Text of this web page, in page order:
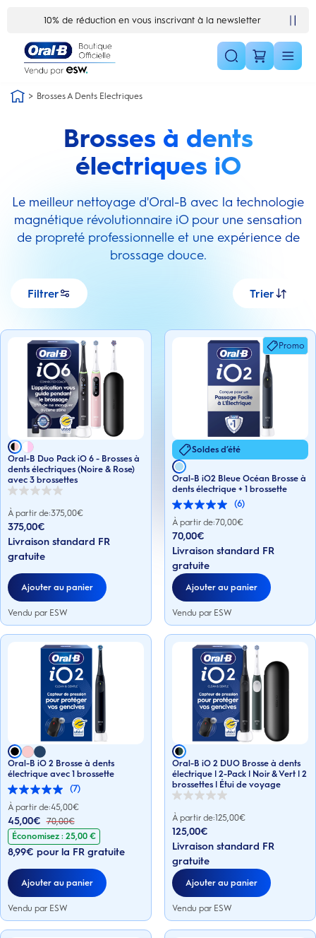
10% de réduction en vous inscrivant à la newsletter
Brosses A Dents Electriques
Brosses à dents
électriques iO
Le meilleur nettoyage d'Oral-B avec la technologie
magnétique révolutionnaire iO pour une sensation
de propreté professionnelle et une expérience de
brossage douce.
Filtrer Trier
Oral-B Duo Pack iO 6 - Brosses à
dents électriques (Noire & Rose)
avec 3 brossettes
0.0
sur
5
étoiles.
À partir de:375,00€
375,00€
Livraison standard FR
gratuite
Ajouter au panier
Vendu par ESW
Promo
Soldes d’été
Oral-B iO2 Bleue Océan Brosse à
dents électrique + 1 brossette
(6)
5.0
sur
5
étoiles.
6
avis
À partir de:70,00€
70,00€
Livraison standard FR
gratuite
Ajouter au panier
Vendu par ESW
Oral-B iO 2 Brosse à dents
électrique avec 1 brossette
(7)
5.0
sur
5
étoiles.
avis
À partir de:45,00€
45,00€ 70,00€
Économisez : 25,00 €
8,99€ pour la FR gratuite
Ajouter au panier
Vendu par ESW
Oral-B iO 2 DUO Brosse à dents
électrique | 2-Pack | Noir & Vert | 2
brossettes | Étui de voyage
0.0
sur
5
étoiles.
À partir de:125,00€
125,00€
Livraison standard FR
gratuite
Ajouter au panier
Vendu par ESW